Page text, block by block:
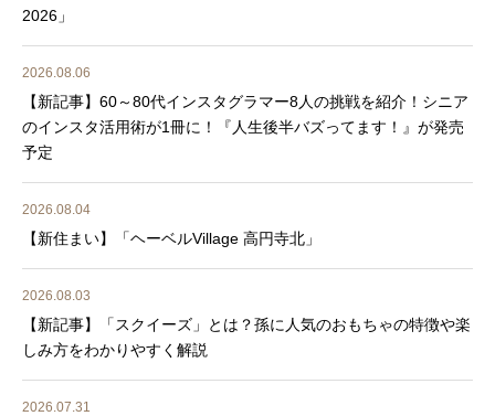
2026」
2026.08.06
【新記事】60～80代インスタグラマー8人の挑戦を紹介！シニア
のインスタ活用術が1冊に！『人生後半バズってます！』が発売
予定
2026.08.04
【新住まい】「ヘーベルVillage 高円寺北」
2026.08.03
【新記事】「スクイーズ」とは？孫に人気のおもちゃの特徴や楽
しみ方をわかりやすく解説
2026.07.31